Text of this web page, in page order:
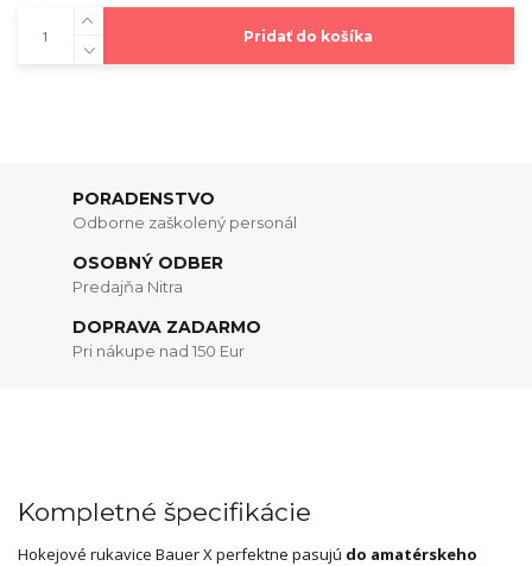
Pridať do košíka
PORADENSTVO
Odborne zaškolený personál
OSOBNÝ ODBER
Predajňa Nitra
DOPRAVA ZADARMO
Pri nákupe nad 150 Eur
Kompletné špecifikácie
Hokejové rukavice Bauer X perfektne pasujú do amatérskeho